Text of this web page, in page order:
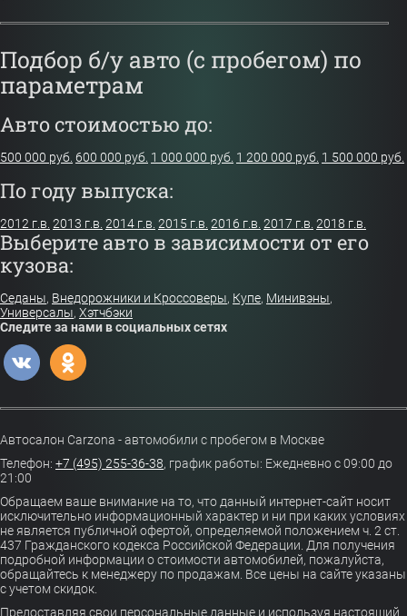
Подбор б/у авто (с пробегом) по
параметрам
Авто стоимостью до:
500 000 руб. 600 000 руб. 1 000 000 руб. 1 200 000 руб. 1 500 000 руб.
По году выпуска:
2012 г.в. 2013 г.в. 2014 г.в. 2015 г.в. 2016 г.в. 2017 г.в. 2018 г.в.
Выберите авто в зависимости от его
кузова:
Седаны, Внедорожники и Кроссоверы, Купе, Минивэны,
Универсалы, Хэтчбэки
Следите за нами в социальных сетях
Автосалон Carzona - автомобили с пробегом в Москве
Телефон: +7 (495) 255-36-38, график работы: Ежедневно с 09:00 до
21:00
Обращаем ваше внимание на то, что данный интернет-сайт носит
исключительно информационный характер и ни при каких условиях
не является публичной офертой, определяемой положением ч. 2 ст.
437 Гражданского кодекса Российской Федерации. Для получения
подробной информации о стоимости автомобилей, пожалуйста,
обращайтесь к менеджеру по продажам. Все цены на сайте указаны
с учетом скидок.
Предоставляя свои персональные данные и используя настоящий